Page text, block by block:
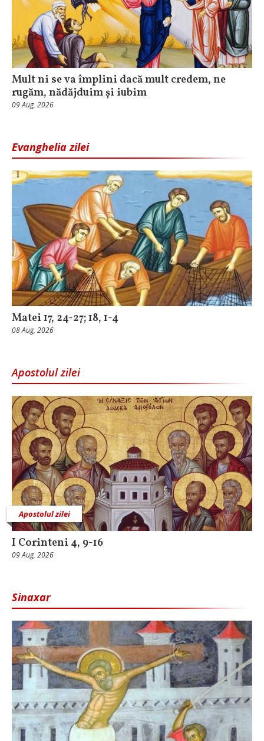
Mult ni se va împlini dacă mult credem, ne
rugăm, nădăjduim și iubim
09 Aug, 2026
Evanghelia zilei
Matei 17, 24-27; 18, 1-4
08 Aug, 2026
Apostolul zilei
Apostolul zilei
I Corinteni 4, 9-16
09 Aug, 2026
Sinaxar